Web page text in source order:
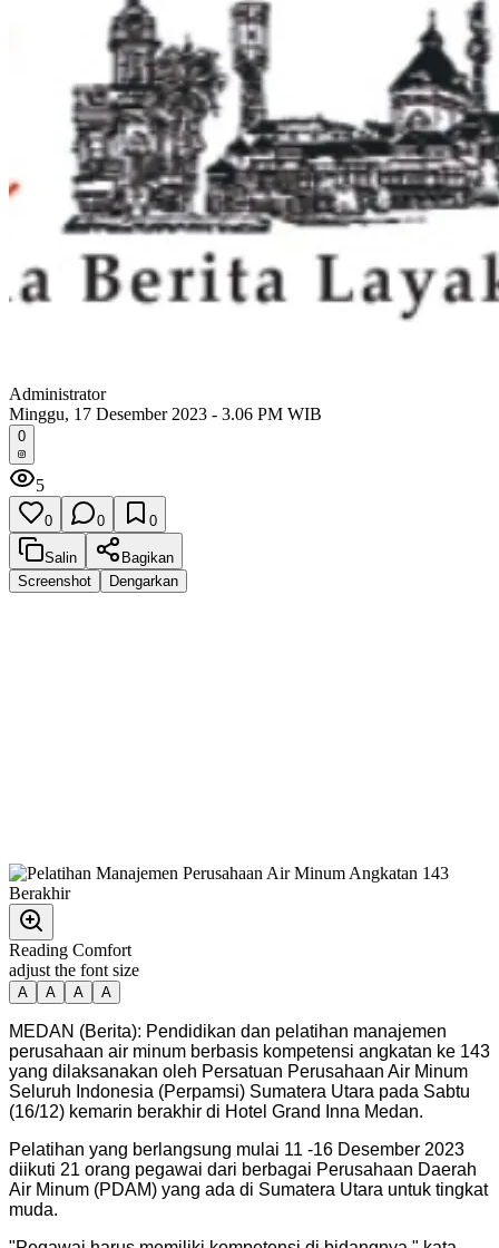
Administrator
Minggu, 17 Desember 2023 - 3.06 PM WIB
0
5
0 0 0
Salin
Bagikan
Screenshot
Dengarkan
Reading Comfort
adjust the font size
A A A A
MEDAN (Berita): Pendidikan dan pelatihan manajemen
perusahaan air minum berbasis kompetensi angkatan ke 143
yang dilaksanakan oleh Persatuan Perusahaan Air Minum
Seluruh Indonesia (Perpamsi) Sumatera Utara pada Sabtu
(16/12) kemarin berakhir di Hotel Grand Inna Medan.
Pelatihan yang berlangsung mulai 11 -16 Desember 2023
diikuti 21 orang pegawai dari berbagai Perusahaan Daerah
Air Minum (PDAM) yang ada di Sumatera Utara untuk tingkat
muda.